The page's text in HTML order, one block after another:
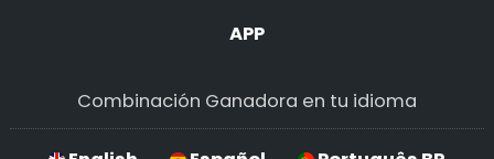
APP
Combinación Ganadora en tu idioma